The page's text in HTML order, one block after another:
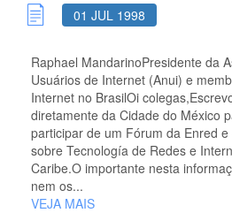
01 JUL 1998
Raphael MandarinoPresidente da
Usuários de Internet (Anui) e
Internet no BrasilOi
diretamente da Cidade do México
participar de um Fórum da Enred
sobre Tecnología de Redes e
Caribe.O importante nesta
nem os...
VEJA MAIS